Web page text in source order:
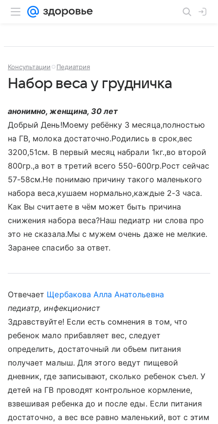
Консультации Педиатрия
Набор веса у грудничка
анонимно, женщина, 30 лет
Добрый День!Моему ребёнку 3 месяца,полностью
на ГВ, молока достаточно.Родились в срок,вес
3200,51см. В первый месяц набрали 1кг.,во второй
800гр.,а вот в третий всего 550-600гр.Рост сейчас
57-58см.Не понимаю причину такого маленького
набора веса,кушаем нормально,каждые 2-3 часа.
Как Вы считаете в чём может быть причина
снижения набора веса?Наш педиатр ни слова про
это не сказала.Мы с мужем очень даже не мелкие.
Заранее спасибо за ответ.
Отвечает Щербакова Алла Анатольевна
педиатр, инфекционист
Здравствуйте! Если есть сомнения в том, что
ребенок мало прибавляет вес, следует
определить, достаточный ли объем питания
получает малыш. Для этого ведут пищевой
дневник, где записывают, сколько ребенок съел. У
детей на ГВ проводят контрольное кормление,
взвешивая ребенка до и после еды. Если питания
достаточно, а вес все равно маленький, вот с этим